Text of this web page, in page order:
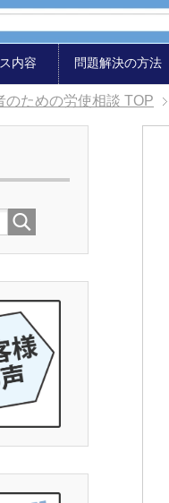
内容 問題解決の方法
のための労使相談 TOP